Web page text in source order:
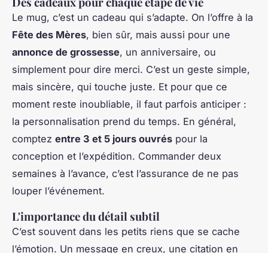
Le mug, c’est un cadeau qui s’adapte. On l’offre à la
Fête des Mères, bien sûr, mais aussi pour une
annonce de grossesse, un anniversaire, ou
simplement pour dire merci. C’est un geste simple,
mais sincère, qui touche juste. Et pour que ce
moment reste inoubliable, il faut parfois anticiper :
la personnalisation prend du temps. En général,
comptez entre 3 et 5 jours ouvrés pour la
conception et l’expédition. Commander deux
semaines à l’avance, c’est l’assurance de ne pas
louper l’événement.
L'importance du détail subtil
C’est souvent dans les petits riens que se cache
l’émotion. Un message en creux, une citation en